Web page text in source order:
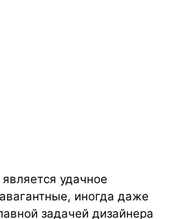
удачное
иногда даже
задачей дизайнера